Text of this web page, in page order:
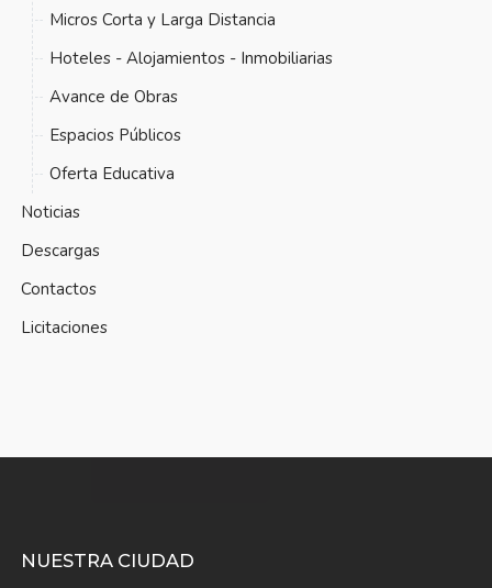
Micros Corta y Larga Distancia
Hoteles - Alojamientos - Inmobiliarias
Avance de Obras
Espacios Públicos
Oferta Educativa
Noticias
Descargas
Contactos
Licitaciones
NUESTRA CIUDAD